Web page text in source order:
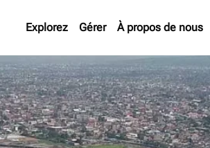
Explorez Gérer À propos de nous